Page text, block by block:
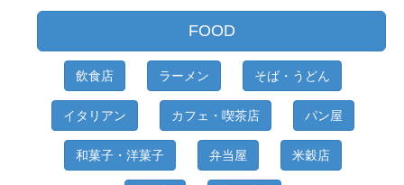
が
FOOD
飲食店 ラーメン そば・うどん
イタリアン カフェ・喫茶店 パン屋
和菓子・洋菓子 弁当屋 米穀店